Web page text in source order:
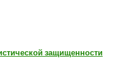
защищенности